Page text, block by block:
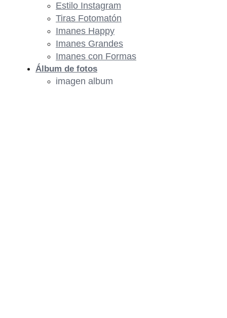
Estilo Instagram
Tiras Fotomatón
Imanes Happy
Imanes Grandes
Imanes con Formas
Álbum de fotos
imagen album